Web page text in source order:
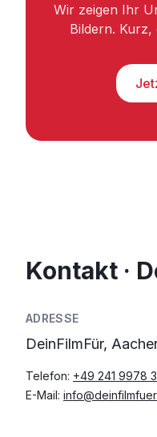
Wir zeigen Ihr
Bildern.
Kontakt ·
ADRESSE
DeinFilmFür,
Telefon: +49 241 9978
E-Mail: